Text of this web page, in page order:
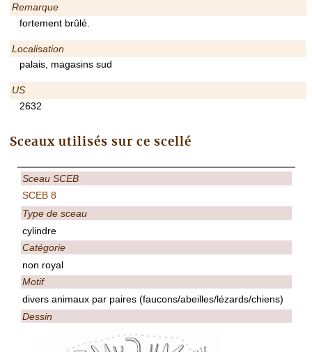
Remarque
fortement brûlé.
Localisation
palais, magasins sud
US
2632
Sceaux utilisés sur ce scellé
Sceau SCEB
SCEB 8
Type de sceau
cylindre
Catégorie
non royal
Motif
divers animaux par paires (faucons/abeilles/lézards/chiens)
Dessin